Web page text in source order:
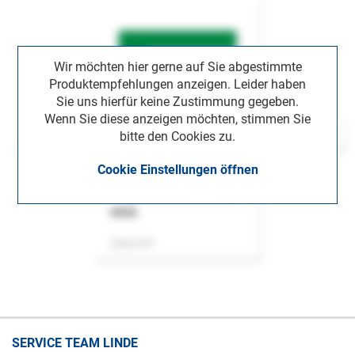
Wir möchten hier gerne auf Sie abgestimmte
Produktempfehlungen anzeigen. Leider haben
Sie uns hierfür keine Zustimmung gegeben.
Wenn Sie diese anzeigen möchten, stimmen Sie
bitte den Cookies zu.
Cookie Einstellungen öffnen
SERVICE TEAM LINDE